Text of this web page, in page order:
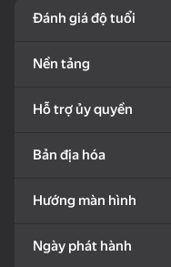
puzzles
Đánh giá độ tuổi
Nền tảng
Hỗ trợ ủy quyền
Bản địa hóa
Hướng màn hình
Ngày phát hành